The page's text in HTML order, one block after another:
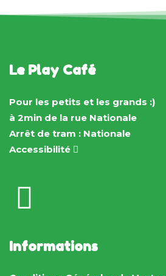
Le Play Café
Pour les petits et les grands :)
à 2min de la rue Nationale
Arrêt de tram : Nationale
Accessibilité
Informations